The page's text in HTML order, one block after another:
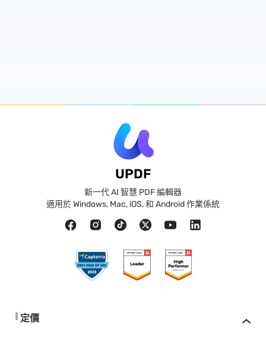
UPDF
新一代 AI 智慧 PDF 編輯器
適用於 Windows, Mac, iOS, 和 Android 作業係統
定價